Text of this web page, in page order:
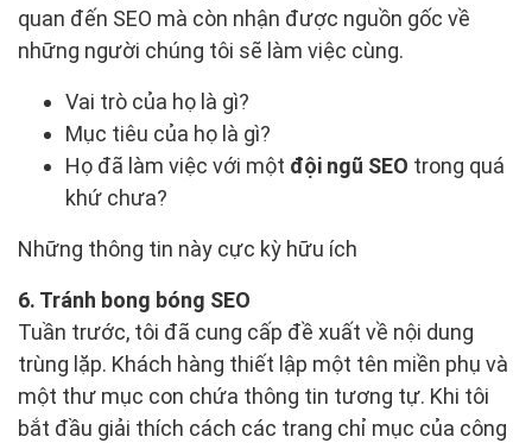
quan đến SEO mà còn nhận được nguồn gốc về
những người chúng tôi sẽ làm việc cùng.
Vai trò của họ là gì?
Mục tiêu của họ là gì?
Họ đã làm việc với một đội ngũ SEO trong quá
khứ chưa?
Những thông tin này cực kỳ hữu ích
6. Tránh bong bóng SEO
Tuần trước, tôi đã cung cấp đề xuất về nội dung
trùng lặp. Khách hàng thiết lập một tên miền phụ và
một thư mục con chứa thông tin tương tự. Khi tôi
bắt đầu giải thích cách các trang chỉ mục của công